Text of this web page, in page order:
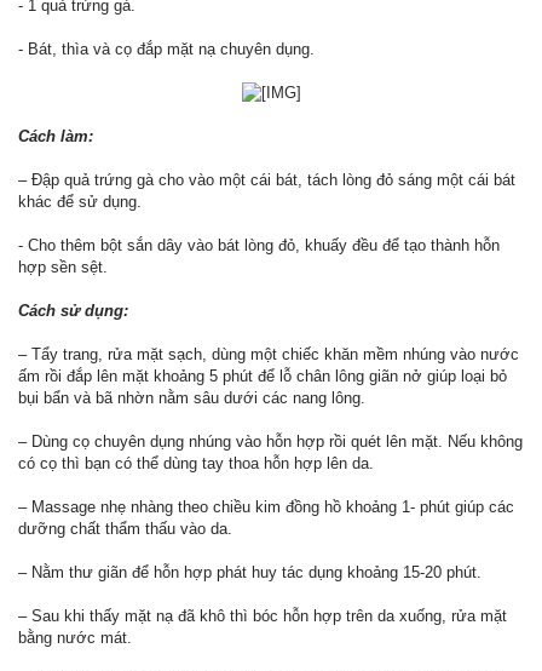
- 1 quả trứng gà.
- Bát, thìa và cọ đắp mặt nạ chuyên dụng.
Cách làm:
– Đập quả trứng gà cho vào một cái bát, tách lòng đỏ sáng một cái bát
khác để sử dụng.
- Cho thêm bột sắn dây vào bát lòng đỏ, khuấy đều để tạo thành hỗn
hợp sền sệt.
Cách sử dụng:
– Tẩy trang, rửa mặt sạch, dùng một chiếc khăn mềm nhúng vào nước
ấm rồi đắp lên mặt khoảng 5 phút để lỗ chân lông giãn nở giúp loại bỏ
bụi bẩn và bã nhờn nằm sâu dưới các nang lông.
– Dùng cọ chuyên dụng nhúng vào hỗn hợp rồi quét lên mặt. Nếu không
có cọ thì bạn có thể dùng tay thoa hỗn hợp lên da.
– Massage nhẹ nhàng theo chiều kim đồng hồ khoảng 1- phút giúp các
dưỡng chất thẩm thấu vào da.
– Nằm thư giãn để hỗn hợp phát huy tác dụng khoảng 15-20 phút.
– Sau khi thấy mặt nạ đã khô thì bóc hỗn hợp trên da xuống, rửa mặt
bằng nước mát.